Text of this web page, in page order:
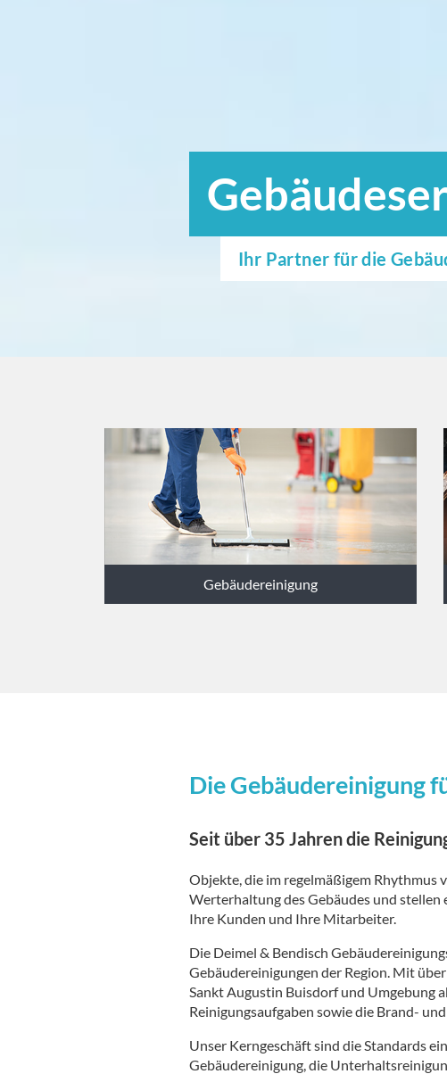
Ihr Partner für die
Gebäudereinigung
Die Gebäudereinigung
Seit über 35 Jahren die
Objekte, die im regelmäßigem Rhythmus
Werterhaltung des Gebäudes und stellen
Ihre Kunden und Ihre Mitarbeiter.
Die Deimel & Bendisch
Gebäudereinigungen der Region. Mit
Sankt Augustin Buisdorf und Umgebung
Reinigungsaufgaben sowie die Brand-
Unser Kerngeschäft sind die Standards
Gebäudereinigung, die